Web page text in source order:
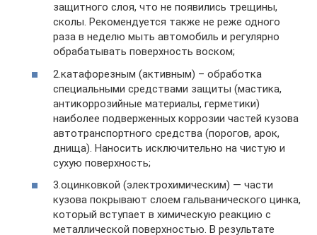
защитного слоя, что не появились трещины,
сколы. Рекомендуется также не реже одного
раза в неделю мыть автомобиль и регулярно
обрабатывать поверхность воском;
2.катафорезным (активным) – обработка
специальными средствами защиты (мастика,
антикоррозийные материалы, герметики)
наиболее подверженных коррозии частей кузова
автотранспортного средства (порогов, арок,
днища). Наносить исключительно на чистую и
сухую поверхность;
3.оцинковкой (электрохимическим) — части
кузова покрывают слоем гальванического цинка,
который вступает в химическую реакцию с
металлической поверхностью. В результате